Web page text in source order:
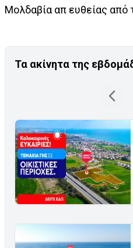
Μολδαβία απ ευθείας από
Τα ακίνητα της